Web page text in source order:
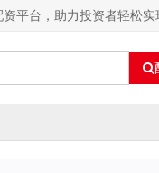
平台，助力投资者轻松实